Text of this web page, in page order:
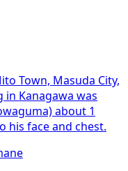
Town, Masuda City,
in Kanagawa was
about 1
his face and chest.